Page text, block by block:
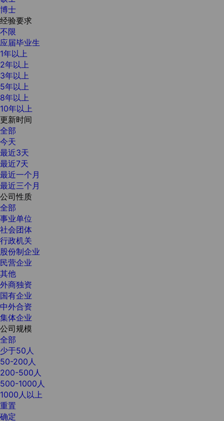
博士
经验要求
不限
应届毕业生
1年以上
2年以上
3年以上
5年以上
8年以上
10年以上
更新时间
全部
今天
最近3天
最近7天
最近一个月
最近三个月
公司性质
全部
事业单位
社会团体
行政机关
股份制企业
民营企业
其他
外商独资
国有企业
中外合资
集体企业
公司规模
全部
少于50人
50-200人
200-500人
500-1000人
1000人以上
重置
确定